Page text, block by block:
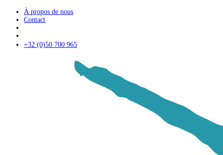
À propos de nous
Contact
+32 (0)50 700 965